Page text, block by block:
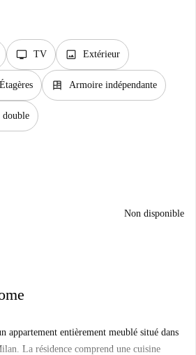
tv TV image Extérieur
Étagères dresser Armoire indépendante
Non disponible
appartement entièrement meublé situé dans
La résidence comprend une cuisine